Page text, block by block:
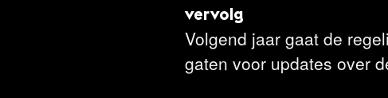
vervolg
Volgend jaar gaat de
gaten voor updates over